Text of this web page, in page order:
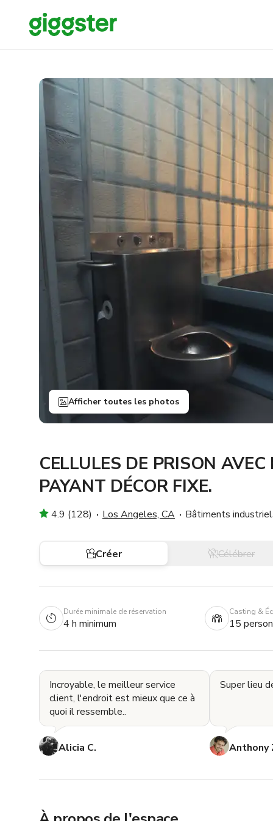
Afficher toutes les photos
CELLULES DE PRISON
PAYANT DÉCOR FIXE.
4.9 (128) Los Angeles, CA Bâtiments
Créer Célébrer
Durée minimale de réservation
4 h minimum
Casting &
15
Incroyable, le meilleur service
client, l'endroit est mieux que ce à
quoi il ressemble..
Alicia C.
Super lieu
Anthony